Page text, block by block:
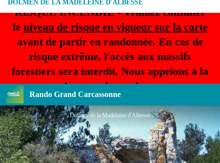
RISQUE INCENDIE - Veuillez consulter
le niveau de risque en vigueur sur la carte
avant de partir en randonnée. En cas de
risque extrême, l'accès aux massifs
forestiers sera interdit. Nous appelons à la
plus grande prudence.
Rando Grand Carcassonne
DOLMEN DE LA MADELEINE D'ALBESSE
Dolmen de la Madelaine d'Albesse